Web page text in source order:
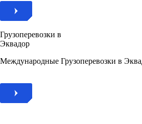
Грузоперевозки в
Эквадор
Международные Грузоперевозки в